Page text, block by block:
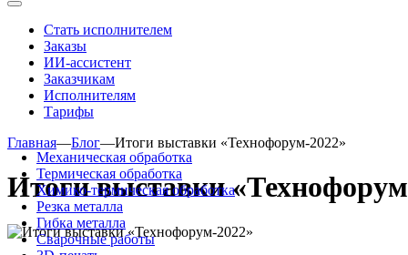
Стать исполнителем
Заказы
ИИ-ассистент
Заказчикам
Исполнителям
Тарифы
Механическая обработка
Термическая обработка
Химико-термическая обработка
Резка металла
Гибка металла
Сварочные работы
Главная—Блог—Итоги выставки «Технофорум-2022»
Итоги выставки